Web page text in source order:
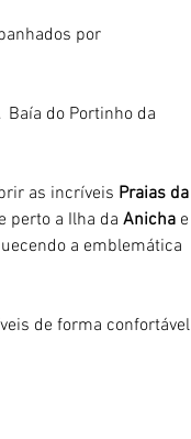
por
Baía do Portinho da
as incríveis Praias da
perto a Ilha da Anicha e
a emblemática
de forma confortável